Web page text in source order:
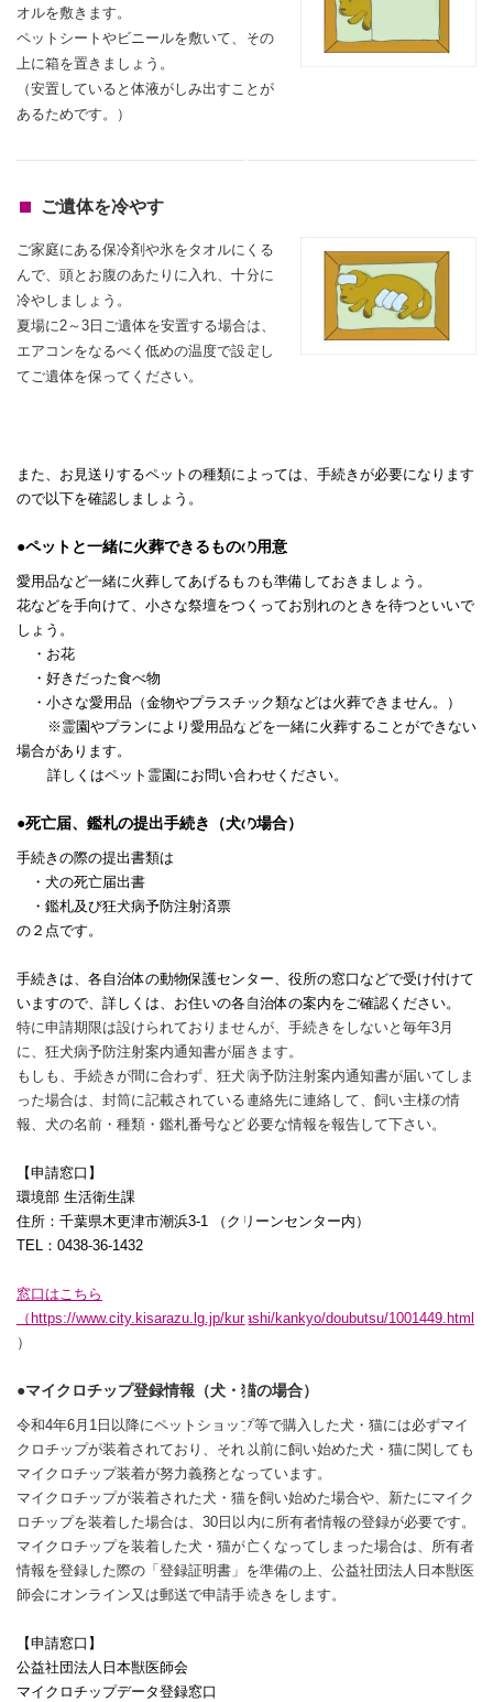
オルを敷きます。
ペットシートやビニールを敷いて、その
上に箱を置きましょう。
（安置していると体液がしみ出すことが
あるためです。）
ご遺体を冷やす
ご家庭にある保冷剤や氷をタオルにくる
んで、頭とお腹のあたりに入れ、 十分に
冷やしましょう。
夏場に2～3日ご遺体を安置する場合は、
エアコンをなるべく低めの温度で設定し
てご遺体を保ってください。
また、お見送りするペットの種類によっては、手続きが必要になります
ので以下を確認しましょう。
●ペットと一緒に火葬できるものの用意
愛用品など一緒に火葬してあげるものも準備しておきましょう。
花などを手向けて、小さな祭壇をつくってお別れのときを待つといいで
しょう。
・お花
・好きだった食べ物
・小さな愛用品（金物やプラスチック類などは火葬できません。）
※霊園やプランにより愛用品などを一緒に火葬することができない
場合があります。
詳しくはペット霊園にお問い合わせください。
●死亡届、鑑札の提出手続き（犬の場合）
手続きの際の提出書類は
・犬の死亡届出書
・鑑札及び狂犬病予防注射済票
の２点です。
手続きは、各自治体の動物保護センター、役所の窓口などで受け付けて
いますので、詳しくは、お住いの各自治体の案内をご確認ください。
特に申請期限は設けられておりませんが、手続きをしないと毎年3月
に、狂犬病予防注射案内通知書が届きます。
もしも、手続きが間に合わず、狂犬病予防注射案内通知書が届いてしま
った場合は、封筒に記載されている連絡先に連絡して、飼い主様の情
報、犬の名前・種類・鑑札番号など必要な情報を報告して下さい。
【申請窓口】
環境部 生活衛生課
住所：千葉県木更津市潮浜3-1 （クリーンセンター内）
TEL ： 0438-36-1432
窓口はこちら
（ https://www.city.kisarazu.lg.jp/kurashi/kankyo/doubutsu/1001449.html
）
●マイクロチップ登録情報（犬・猫の場合）
令和4年6月 1 日以降にペットショップ等で購入した犬・猫には必ずマイ
クロチップが装着されており、それ以前に飼い始めた犬・猫に関しても
マイクロチップ装着が努力義務となっています。
マイクロチップが装着された犬・猫を飼い始めた場合や、新たにマイク
ロチップを装着した場合は、 30 日以内に所有者情報の登録が必要です。
マイクロチップを装着した犬・猫が亡くなってしまった場合は、所有者
情報を登録した際の「登録証明書」を準備の上、公益社団法人日本獣医
師会にオンライン又は郵送で申請手続きをします。
【申請窓口】
公益社団法人日本獣医師会
マイクロチップデータ登録窓口